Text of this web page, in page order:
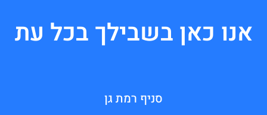
אנו כאן בשבילך בכל עת
סניף רמת גן